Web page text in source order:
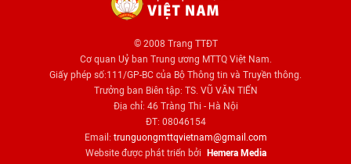
© 2008 Trang TTĐT
Cơ quan Uỷ ban Trung ương MTTQ Việt Nam.
Giấy phép số:111/GP-BC của Bộ Thông tin và Truyền thông.
Trưởng ban Biên tập: TS. VŨ VĂN TIẾN
Địa chỉ: 46 Tràng Thi - Hà Nội
ĐT: 08046154
Email: trunguongmttqvietnam@gmail.com
Website được phát triển bởi Hemera Media